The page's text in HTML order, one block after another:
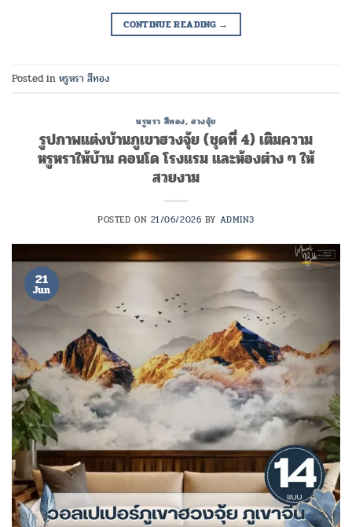
CONTINUE READING →
Posted in หรูหรา สีทอง
หรูหรา สีทอง, ฮวงจุ้ย
รูปภาพแต่งบ้านภูเขาฮวงจุ้ย (ชุดที่ 4) เติมความ
หรูหราให้บ้าน คอนโด โรงแรม และห้องต่าง ๆ ให้
สวยงาม
POSTED ON 21/06/2026 BY ADMIN3
21
Jun